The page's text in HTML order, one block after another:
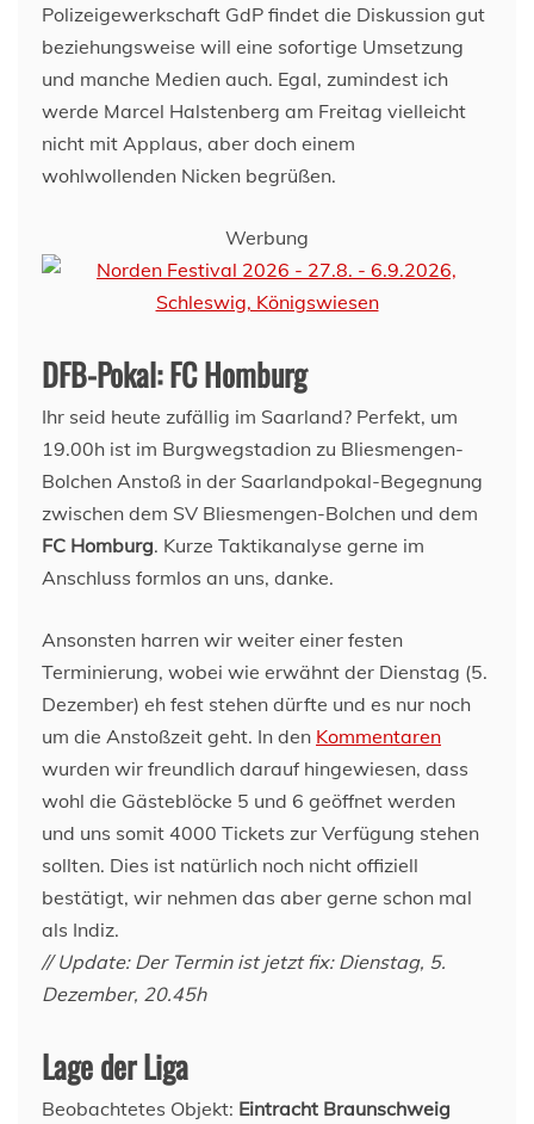
Polizeigewerkschaft GdP findet die Diskussion gut
beziehungsweise will eine sofortige Umsetzung
und manche Medien auch. Egal, zumindest ich
werde Marcel Halstenberg am Freitag vielleicht
nicht mit Applaus, aber doch einem
wohlwollenden Nicken begrüßen.
Werbung
DFB-Pokal: FC Homburg
Ihr seid heute zufällig im Saarland? Perfekt, um
19.00h ist im Burgwegstadion zu Bliesmengen-
Bolchen Anstoß in der Saarlandpokal-Begegnung
zwischen dem SV Bliesmengen-Bolchen und dem
FC Homburg. Kurze Taktikanalyse gerne im
Anschluss formlos an uns, danke.
Ansonsten harren wir weiter einer festen
Terminierung, wobei wie erwähnt der Dienstag (5.
Dezember) eh fest stehen dürfte und es nur noch
um die Anstoßzeit geht. In den Kommentaren
wurden wir freundlich darauf hingewiesen, dass
wohl die Gästeblöcke 5 und 6 geöffnet werden
und uns somit 4000 Tickets zur Verfügung stehen
sollten. Dies ist natürlich noch nicht offiziell
bestätigt, wir nehmen das aber gerne schon mal
als Indiz.
// Update: Der Termin ist jetzt fix: Dienstag, 5.
Dezember, 20.45h
Lage der Liga
Beobachtetes Objekt: Eintracht Braunschweig